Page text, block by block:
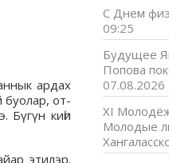
ардах
буолар, от-
Бүгүн киһи
этилэр.
С Днем
09:25
Будущее
Попова
07.08.2026
XI
Молодые